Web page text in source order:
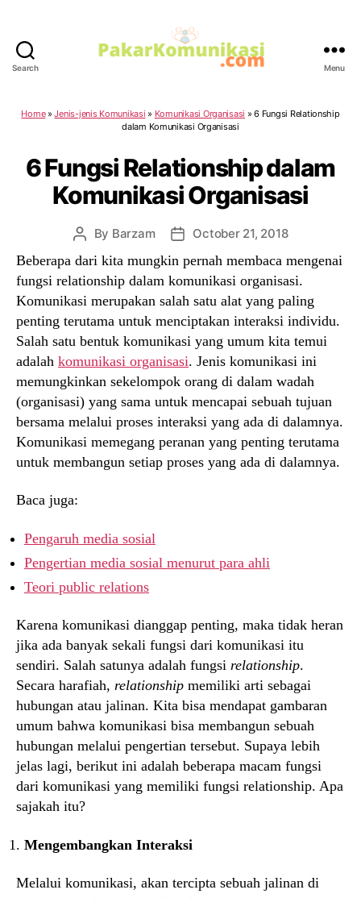
Search Menu
Home»Jenis-jenis Komunikasi » Komunikasi Organisasi »6 Fungsi Relationship
dalam Komunikasi Organisasi
6 Fungsi Relationship dalam
Komunikasi Organisasi
Post
author
By Barzam
PostOctober 21, 2018
Beberapa dari kita mungkin pernah membaca mengenai
fungsi relationship dalam komunikasi organisasi.
Komunikasi merupakan salah satu alat yang paling
penting terutama untuk menciptakan interaksi individu.
Salah satu bentuk komunikasi yang umum kita temui
adalah komunikasi organisasi. Jenis komunikasi ini
memungkinkan sekelompok orang di dalam wadah
(organisasi) yang sama untuk mencapai sebuah tujuan
bersama melalui proses interaksi yang ada di dalamnya.
Komunikasi memegang peranan yang penting terutama
untuk membangun setiap proses yang ada di dalamnya.
Baca juga:
Pengaruh media sosial
Pengertian media sosial menurut para ahli
Teori public relations
Karena komunikasi dianggap penting, maka tidak heran
jika ada banyak sekali fungsi dari komunikasi itu
sendiri. Salah satunya adalah fungsi relationship.
Secara harafiah, relationship memiliki arti sebagai
hubungan atau jalinan. Kita bisa mendapat gambaran
umum bahwa komunikasi bisa membangun sebuah
hubungan melalui pengertian tersebut. Supaya lebih
jelas lagi, berikut ini adalah beberapa macam fungsi
dari komunikasi yang memiliki fungsi relationship. Apa
sajakah itu?
Mengembangkan Interaksi
Melalui komunikasi, akan tercipta sebuah jalinan di